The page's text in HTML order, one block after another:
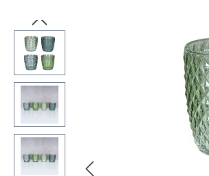
Bildergalerie überspringen